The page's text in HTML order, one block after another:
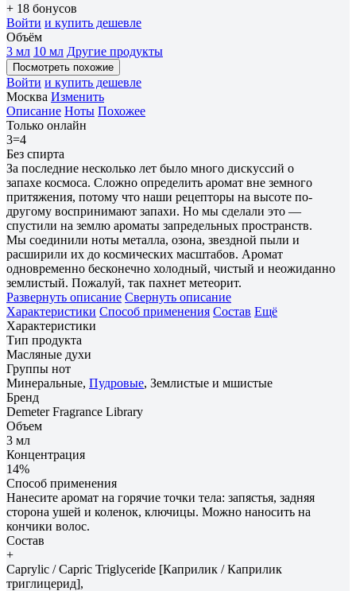
+ 18 бонусов
Войти и купить дешевле
Объём
3 мл 10 мл Другие продукты
Посмотреть похожие
Войти и купить дешевле
Москва Изменить
Описание Ноты Похожее
Только онлайн
3=4
Без спирта
За последние несколько лет было много дискуссий о
запахе космоса. Сложно определить аромат вне земного
притяжения, потому что наши рецепторы на высоте по-
другому воспринимают запахи. Но мы сделали это —
спустили на землю ароматы запредельных пространств.
Мы соединили ноты металла, озона, звездной пыли и
расширили их до космических масштабов. Аромат
одновременно бесконечно холодный, чистый и неожиданно
землистый. Пожалуй, так пахнет метеорит.
Развернуть описание Свернуть описание
Характеристики Способ применения Состав Ещё
Характеристики
Тип продукта
Масляные духи
Группы нот
Минеральные, Пудровые, Землистые и мшистые
Бренд
Demeter Fragrance Library
Объем
3 мл
Концентрация
14%
Способ применения
Нанесите аромат на горячие точки тела: запястья, задняя
сторона ушей и коленок, ключицы. Можно наносить на
кончики волос.
Состав
+
Caprylic / Capric Triglyceride [Каприлик / Каприлик
триглицерид],